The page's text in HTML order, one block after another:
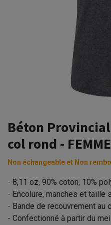
Béton
col rond - FEMME
Non échangeable et Non
- 8,11 oz, 90% coton, 10%
- Encolure, manches et taille
- Bande de recouvrement au
- Confectionné à partir du